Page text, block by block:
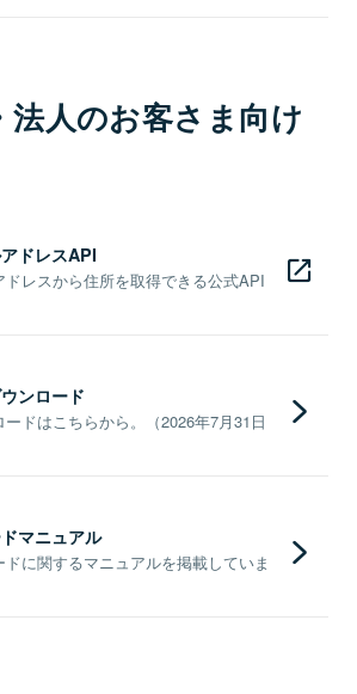
法人のお客さま向け
ドレスAPI
レスから住所を取得できる公式API
ンロード
ドはこちらから。（2026年7月31日
マニュアル
に関するマニュアルを掲載していま